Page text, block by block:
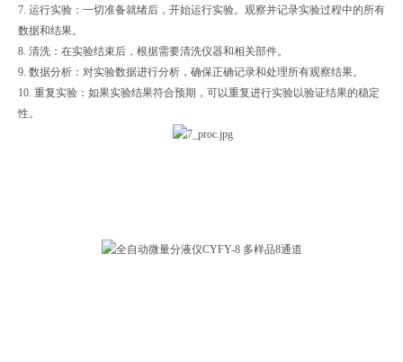
7. 运行实验：一切准备就绪后，开始运行实验。观察并记录实验过程中的所有
数据和结果。
8. 清洗：在实验结束后，根据需要清洗仪器和相关部件。
9. 数据分析：对实验数据进行分析，确保正确记录和处理所有观察结果。
10. 重复实验：如果实验结果符合预期，可以重复进行实验以验证结果的稳定
性。